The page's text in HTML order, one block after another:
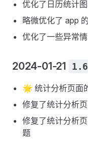
优化了日历统计
略微优化了 app
优化了一些异常
2024-01-21
🌟 统计分析页面
修复了统计分析
修复了统计分析
题